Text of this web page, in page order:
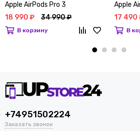
Apple AirPods Pro 3
18 990 ₽
34 990 ₽
В корзину
Apple
17 490
В
+74951502224
Заказать звонок